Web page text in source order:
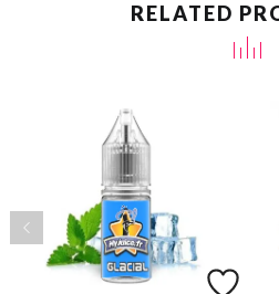
RELATED